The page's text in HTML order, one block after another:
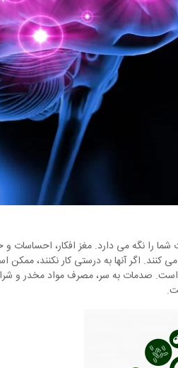
را نگه می دارد. مغز افکار، احساسات و
کنند. اگر آنها به درستی کار نکنند،
است. صدمات به سر، مصرف مواد مخدر و